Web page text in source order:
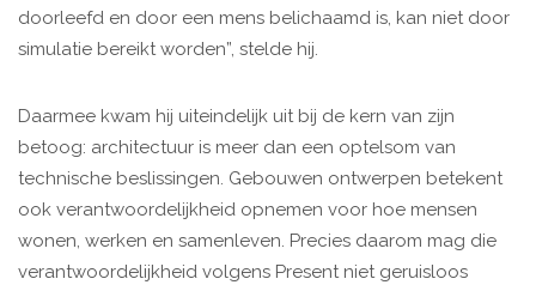
doorleefd en door een mens belichaamd is, kan niet door
simulatie bereikt worden”, stelde hij.
Daarmee kwam hij uiteindelijk uit bij de kern van zijn
betoog: architectuur is meer dan een optelsom van
technische beslissingen. Gebouwen ontwerpen betekent
ook verantwoordelijkheid opnemen voor hoe mensen
wonen, werken en samenleven. Precies daarom mag die
verantwoordelijkheid volgens Present niet geruisloos